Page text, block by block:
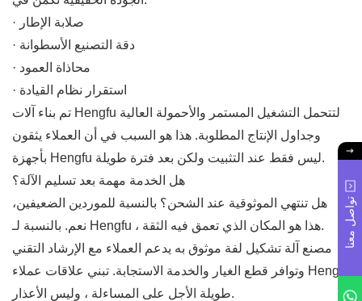
· صلابة الإطار
· دقة التصنيع الأسطوانة
· محاذاة العمود
· استقرار نظام القيادة
تم بناء آلات Hengfu لتتحمل التشغيل المستمر والأحمولة العالية
وجداول الإنتاج المطلوبة. هذا هو السبب في أن العملاء يثقون
بأجهزة Hengfu ليس فقط عند التثبيت ولكن بعد فترة طويلة.
هل الخدمة مهمة بعد تسليم الآلة؟
هل تنتهي الموثوقية عند الشحن؟ بالنسبة للموردين الضعيفين،
نعم. بالنسبة لـ Hengfu ، هذا هو المكان الذي تعمق فيه الثقة.
مصنع آلة تشكيل لفة موثوق به يدعم العملاء مع الإرشاد التقني
وتوافر قطع الغيار والخدمة الاستجابة. تبني علاقات عملاء Hengfu
طويلة الأجل على المساءلة ، وليس الأعذار.
تواصل معنا